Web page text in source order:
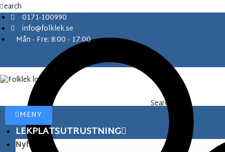
o
n
t
e
t
Search
0171-100990
info@folklek.se
Mån - Fre: 8:00 - 17:00
Search
MENY
LEKPLATSUTRUSTNING
Nyheter